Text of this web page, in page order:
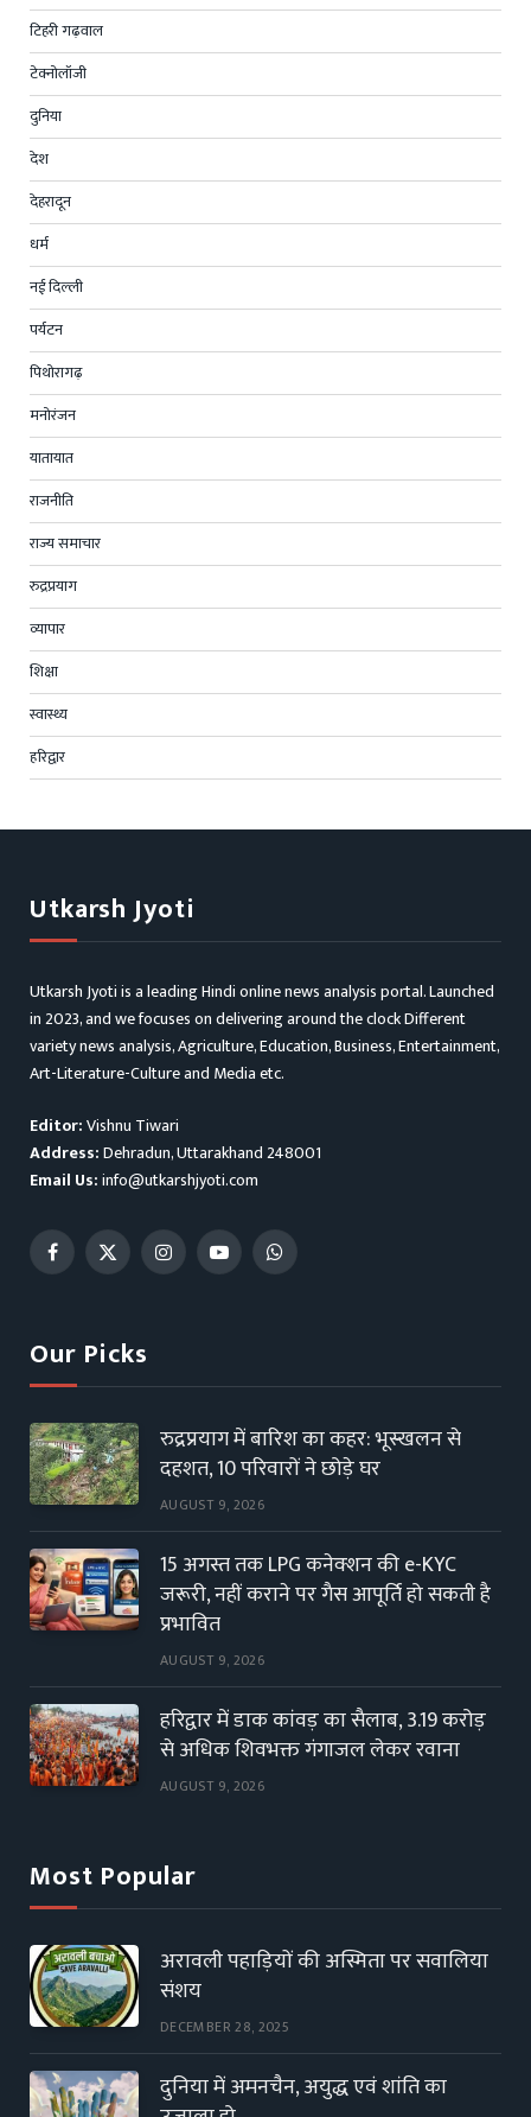
टिहरी गढ़वाल
टेक्नोलॉजी
दुनिया
देश
देहरादून
धर्म
नई दिल्ली
पर्यटन
पिथोरागढ़
मनोरंजन
यातायात
राजनीति
राज्य समाचार
रुद्रप्रयाग
व्यापार
शिक्षा
स्वास्थ्य
हरिद्वार
Utkarsh Jyoti
Utkarsh Jyoti is a leading Hindi online news analysis portal. Launched
in 2023, and we focuses on delivering around the clock Different
variety news analysis, Agriculture, Education, Business, Entertainment,
Art-Literature-Culture and Media etc.
Editor:Vishnu Tiwari
Address:Dehradun, Uttarakhand 248001
Email Us:info@utkarshjyoti.com
Facebook
X
InstagramYouTubeWhatsApp
Our Picks
रुद्रप्रयाग में बारिश का कहर: भूस्खलन से
दहशत, 10 परिवारों ने छोड़े घर
AUGUST 9, 2026
15 अगस्त तक LPG कनेक्शन की e-KYC
जरूरी, नहीं कराने पर गैस आपूर्ति हो सकती है
प्रभावित
AUGUST 9, 2026
हरिद्वार में डाक कांवड़ का सैलाब, 3.19 करोड़
से अधिक शिवभक्त गंगाजल लेकर रवाना
AUGUST 9, 2026
Most Popular
अरावली पहाड़ियों की अस्मिता पर सवालिया
संशय
DECEMBER 28, 2025
दुनिया में अमनचैन, अयुद्ध एवं शांति का